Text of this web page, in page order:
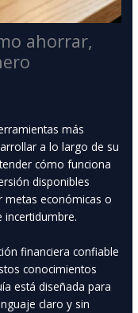
ahorrar,
más
a lo largo de su
cómo funciona
disponibles
metas económicas o
incertidumbre.
financiera confiable
conocimientos
está diseñada para
claro y sin